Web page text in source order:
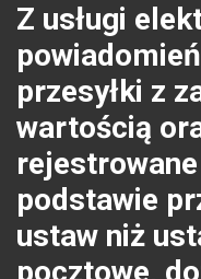
Z usługi
przesyłki z
wartością
podstawie
ustaw niż